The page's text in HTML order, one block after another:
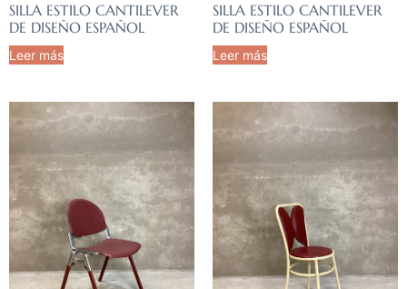
SILLA ESTILO CANTILEVER
DE DISEÑO ESPAÑOL
Leer más
SILLA ESTILO CANTILEVER
DE DISEÑO ESPAÑOL
Leer más